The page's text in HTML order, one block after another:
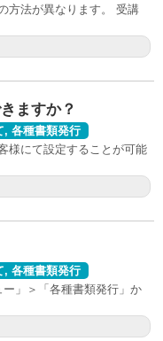
方法が異なります。 受講
ますか？
,各種書類発行
様にて設定することが可能
,各種書類発行
」＞「各種書類発行」か